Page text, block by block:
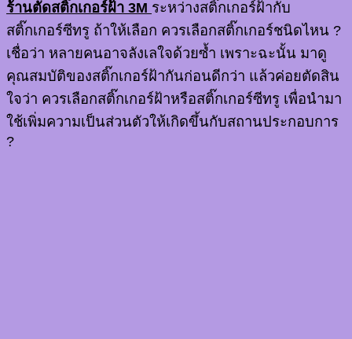
ร้านตัดสติ๊กเกอร์ฝ้า 3M ระหว่างสติ๊กเกอร์ฝ้ากับ
สติ๊กเกอร์ซีทรู ถ้าให้เลือก ควรเลือกสติ๊กเกอร์ชนิดไหน ?
เชื่อว่า หลายคนอาจลังเลใจด้วยซ้ำ เพราะฉะนั้น มาดู
คุณสมบัติของสติ๊กเกอร์ฝ้ากันก่อนดีกว่า แล้วค่อยตัดสิน
ใจว่า ควรเลือกสติ๊กเกอร์ฝ้าหรือสติ๊กเกอร์ซีทรู เพื่อนำมา
ใช้เพิ่มความเป็นส่วนตัวให้เกิดขึ้นกับสถานประกอบการ
?